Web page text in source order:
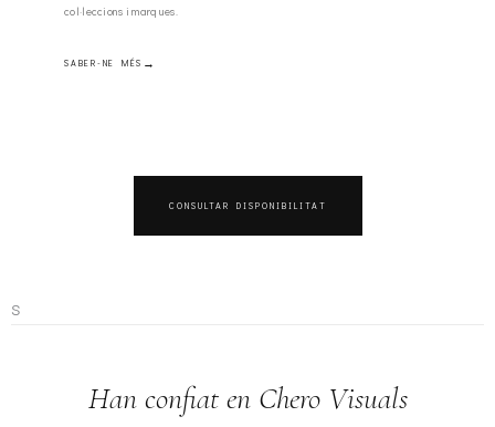
col·leccions i marques.
SABER-NE MÉS
CONSULTAR DISPONIBILITAT
s
Han confiat en Chero Visuals